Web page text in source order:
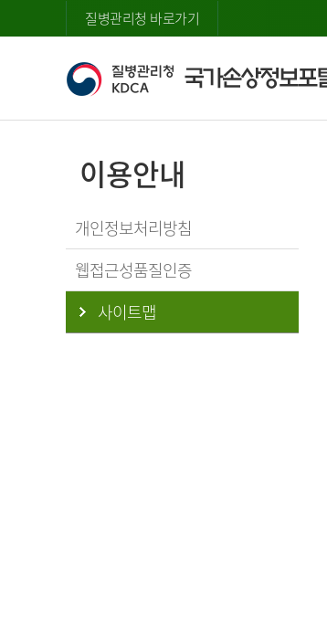
질병관리청 바로가기
이용안내
개인정보처리방침
웹접근성품질인증
사이트맵